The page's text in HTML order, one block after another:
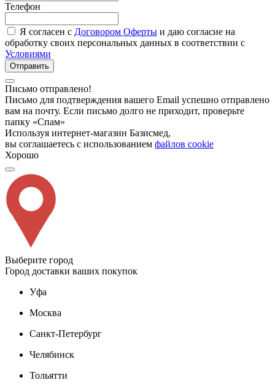
Телефон
Я согласен с Договором Оферты и даю согласие на
обработку своих персональных данных в соответствии с
Условиями
Отправить
Письмо отправлено!
Письмо для подтверждения вашего Email успешно отправлено
вам на почту. Если письмо долго не приходит, проверьте
папку «Спам»
Используя интернет-магазин Базисмед,
вы соглашаетесь с использованием файлов cookie
Хорошо
Выберите город
Город доставки ваших покупок
Уфа
Москва
Санкт-Петербург
Челябинск
Тольятти